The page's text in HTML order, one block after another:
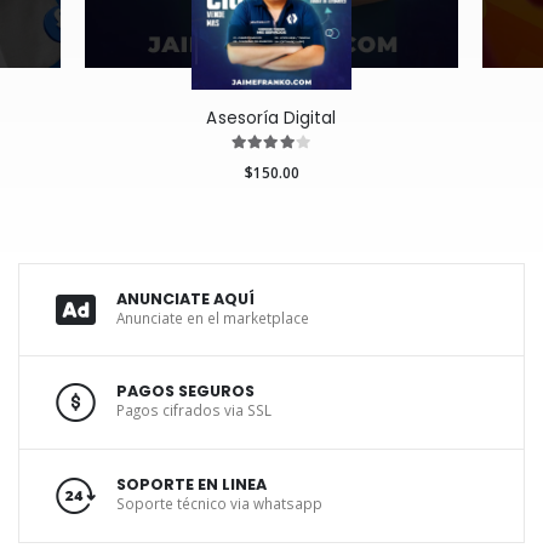
Asesoría Digital
$150.00
ANUNCIATE AQUÍ
Anunciate en el marketplace
PAGOS SEGUROS
Pagos cifrados via SSL
SOPORTE EN LINEA
Soporte técnico via whatsapp